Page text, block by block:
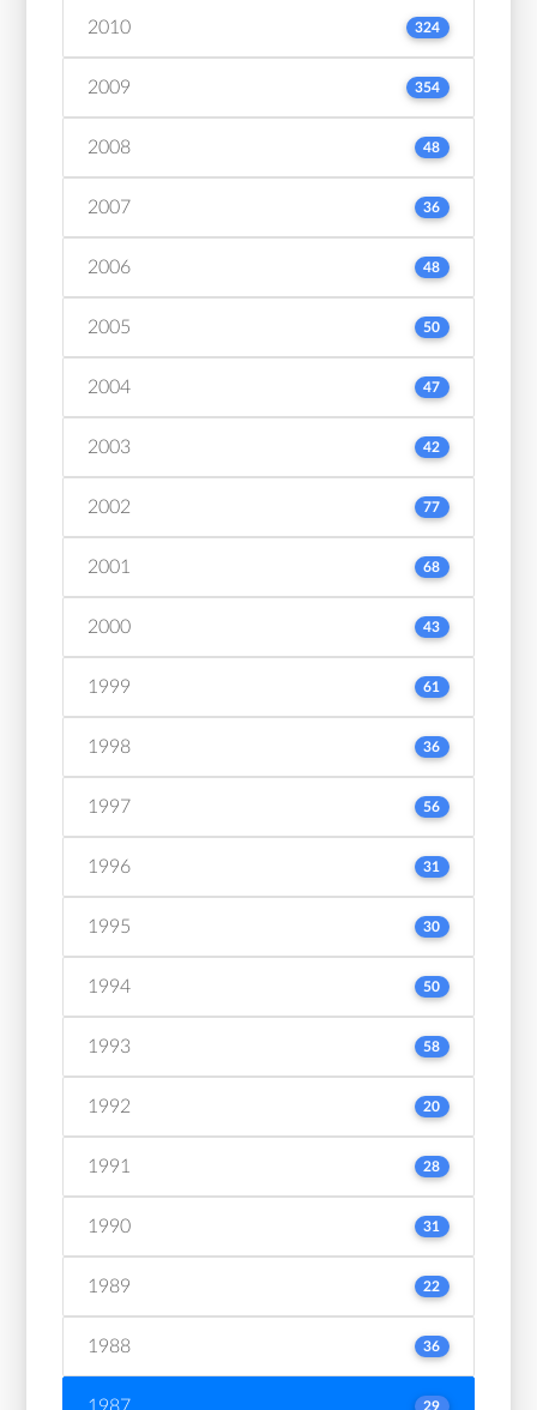
2010 324
2009 354
2008 48
2007 36
2006 48
2005 50
2004 47
2003 42
2002 77
2001 68
2000 43
1999 61
1998 36
1997 56
1996 31
1995 30
1994 50
1993 58
1992 20
1991 28
1990 31
1989 22
1988 36
1987 29